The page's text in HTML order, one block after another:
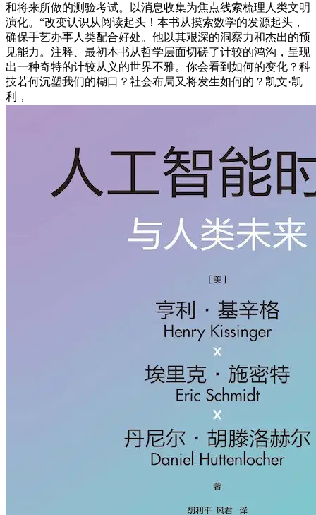
和将来所做的测验考试。以消息收集为焦点线索梳理人类文明
演化。“改变认识从阅读起头！本书从摸索数学的发源起头，
确保手艺办事人类配合好处。他以其艰深的洞察力和杰出的预
见能力。注释、最初本书从哲学层面切磋了计较的鸿沟，呈现
出一种奇特的计较从义的世界不雅。你会看到如何的变化？科
技若何沉塑我们的糊口？社会布局又将发生如何的？凯文·凯
利，